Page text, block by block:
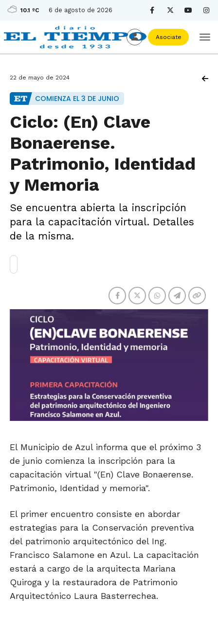
10.1 ºC 6 de agosto de 2026
Asociate
22 de mayo de 2024
COMIENZA EL 3 DE JUNIO
Ciclo: (En) Clave
Bonaerense.
Patrimonio, Identidad
y Memoria
Se encuentra abierta la inscripción
para la capacitación virtual. Detalles
de la misma.
El Municipio de Azul informa que el próximo 3
de junio comienza la inscripción para la
capacitación virtual "(En) Clave Bonaerense.
Patrimonio, Identidad y memoria".
El primer encuentro consiste en abordar
estrategias para la Conservación preventiva
del patrimonio arquitectónico del Ing.
Francisco Salamone en Azul. La capacitación
estará a cargo de la arquitecta Mariana
Quiroga y la restauradora de Patrimonio
Arquitectónico Laura Basterrechea.